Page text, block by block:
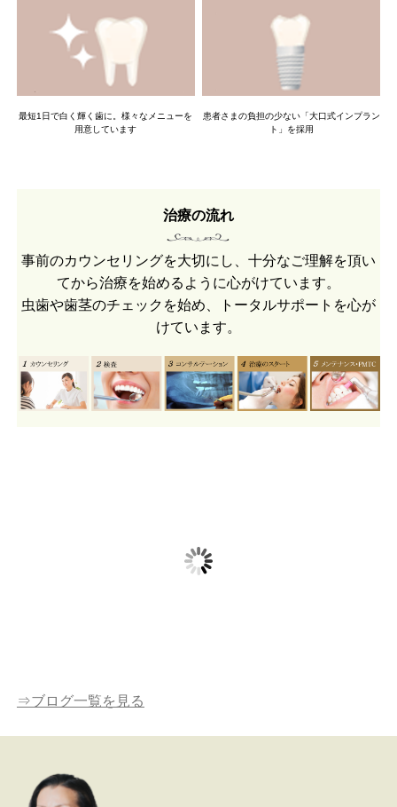
最短1日で白く輝く歯に。様々なメニューを
用意しています
患者さまの負担の少ない「大口式インプラン
ト」を採用
治療の流れ
事前のカウンセリングを大切にし、十分なご理解を頂い
てから治療を始めるように心がけています。
虫歯や歯茎のチェックを始め、トータルサポートを心が
けています。
⇒ブログ一覧を見る